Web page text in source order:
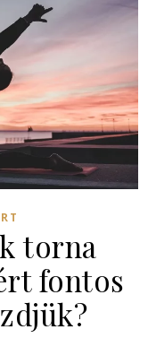
torna
fontos